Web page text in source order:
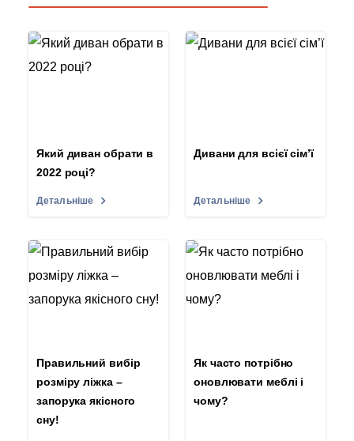
Який диван обрати в
2022 році?
Детальніше
Дивани для всієї сім’ї
Детальніше
Правильний вибір
розміру ліжка –
запорука якісного
сну!
Як часто потрібно
оновлювати меблі і
чому?